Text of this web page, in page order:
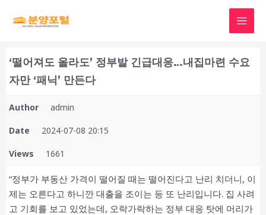
‘떨어져도 올라도’ 정부발 긴급대응…내집마련 수요
자만 ‘패닉’ 만든다
Author admin
Date 2024-07-08 20:15
Views 1661
“정부가 부동산 가격이 떨어질 때는 떨어진다고 난리 치더니, 이
제는 오른다고 하니깐 대출을 조이는 등 또 난리입니다. 집 사려
고 기회를 보고 있었는데, 오락가락하는 정부 대응 탓에 머리가